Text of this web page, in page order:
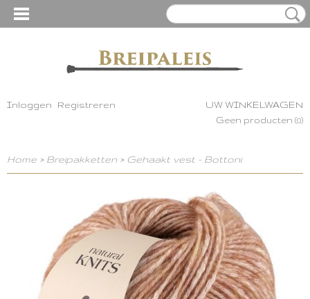
Inloggen Registreren UW WINKELWAGEN
Geen producten (0)
Home > Breipakketten > Gehaakt vest - Bottoni